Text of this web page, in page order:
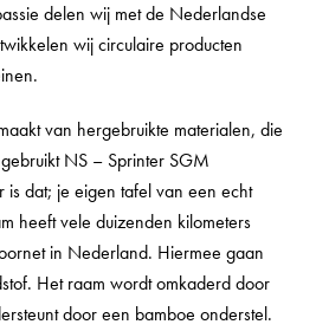
delen wij met de Nederlandse
wij circulaire producten
van hergebruikte materialen, die
NS – Sprinter SGM
is dat; je eigen tafel van een echt
heeft vele duizenden kilometers
in Nederland. Hiermee gaan
Het raam wordt omkaderd door
door een bamboe onderstel.